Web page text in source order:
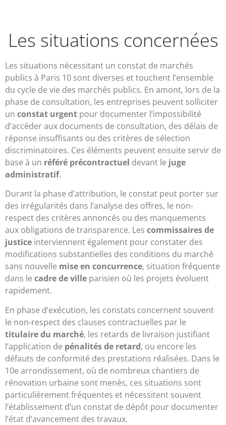
Les situations concernées
Les situations nécessitant un constat de marchés
publics à Paris 10 sont diverses et touchent l’ensemble
du cycle de vie des marchés publics. En amont, lors de la
phase de consultation, les entreprises peuvent solliciter
un constat urgent pour documenter l’impossibilité
d’accéder aux documents de consultation, des délais de
réponse insuffisants ou des critères de sélection
discriminatoires. Ces éléments peuvent ensuite servir de
base à un référé précontractuel devant le juge
administratif.
Durant la phase d’attribution, le constat peut porter sur
des irrégularités dans l’analyse des offres, le non-
respect des critères annoncés ou des manquements
aux obligations de transparence. Les commissaires de
justice interviennent également pour constater des
modifications substantielles des conditions du marché
sans nouvelle mise en concurrence, situation fréquente
dans le cadre de ville parisien où les projets évoluent
rapidement.
En phase d’exécution, les constats concernent souvent
le non-respect des clauses contractuelles par le
titulaire du marché, les retards de livraison justifiant
l’application de pénalités de retard, ou encore les
défauts de conformité des prestations réalisées. Dans le
10e arrondissement, où de nombreux chantiers de
rénovation urbaine sont menés, ces situations sont
particulièrement fréquentes et nécessitent souvent
l’établissement d’un constat de dépôt pour documenter
l’état d’avancement des travaux.